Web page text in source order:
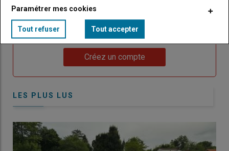
BodyChoisissez votre formule et créez votre
compte pour accéder à tout Caracterres.
Créez un compte
LES PLUS LUS
Paramétrer mes cookies
Tout refuser Tout accepter